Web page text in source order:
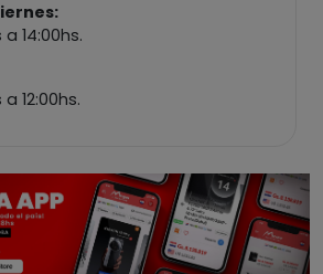
a 14:00hs.
a 12:00hs.